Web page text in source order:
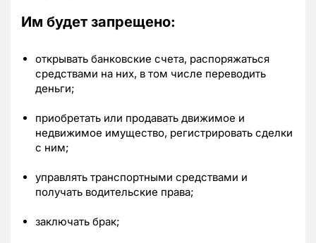
Им будет запрещено:
открывать банковские счета, распоряжаться
средствами на них, в том числе переводить
деньги;
приобретать или продавать движимое и
недвижимое имущество, регистрировать сделки
с ним;
управлять транспортными средствами и
получать водительские права;
заключать брак;